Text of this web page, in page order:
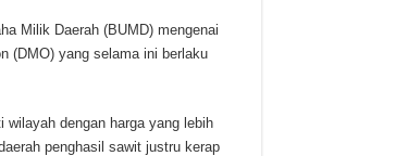
Milik Daerah (BUMD) mengenai
(DMO) yang selama ini berlaku
dengan harga yang lebih
penghasil sawit justru kerap